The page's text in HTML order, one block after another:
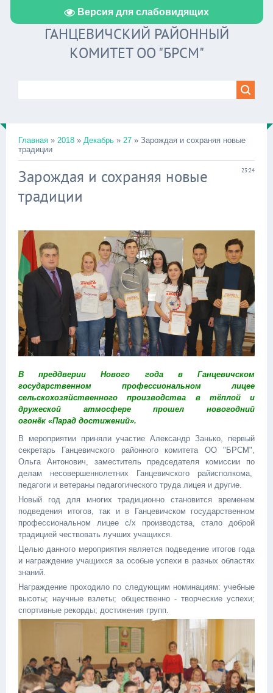
Версия для слабовидящих
ГАНЦЕВИЧСКИЙ РАЙОННЫЙ
КОМИТЕТ ОО "БРСМ"
Главная » 2018 » Декабрь » 27 » Зарождая и сохраняя новые
традиции
23:24
Зарождая и сохраняя новые
традиции
В преддверии Нового года в Ганцевичском
государственном профессиональном лицее
сельскохозяйственного производства в тёплой и
дружеской атмосфере прошел новогодний
огонёк «Парад достижений».
В мероприятии приняли участие Александр Занько, первый
секретарь Ганцевичского районного комитета ОО "БРСМ",
Ольга Антонович, заместитель председателя комиссии по
делам несовершеннолетних Ганцевичского райисполкома,
педагоги и ветераны педагогического труда лицея и другие.
Новый год для многих традиционно становится временем
подведения итогов, так и в Ганцевичском государственном
профессиональном лицее с/х производства, стало доброй
традицией чествовать лучших учащихся.
Целью данного мероприятия является подведение итогов года
и награждение учащихся за особые успехи в разных областях
знаний.
Награждение проходило по следующим номинациям: учебные
высоты; научные взлеты; общественно - творческие успехи;
спортивные рекорды; достижения групп.